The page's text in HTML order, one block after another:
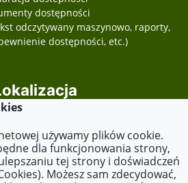
dostępności
odczytywany maszynowo, raporty,
dostępności, etc.)
62-540 Kleczewużywamy plików cookie.
dla funkcjonowania strony,
tej strony i doświadczeń
Możesz sam zdecydować,